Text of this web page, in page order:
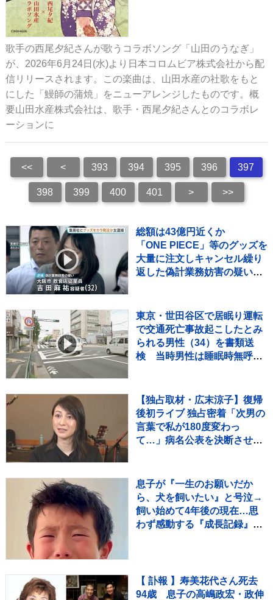
歌手の西尾夕紀さんが歌うコラボソング「山田のうなぎ」
が、2026年6月24日(水)より日本コロムビア株式会社から配
信リリースされます。この楽曲は、山田水産の社歌をもと
にした「鰻師の蒲焼」をニューアレンジしたものです。概
要山田水産株式会社は、歌手・西尾夕紀さんとのコラボレ
ーションに
<< < 393 394 395 396 397
398 399 400 401 > >>
総額は43億円近くか
「ONE PIECE」等のグッズを
大量に注文しキャンセル繰り
返した偽計業務妨害の疑いで
東京・世田谷区で居眠り運転
で交通死亡事故起こしたとみ
られる男性（34）を書類送
検 当時男性は睡眠時無呼吸
【独占取材・広末涼子】復帰
後初ライブ 独占密着「次男の
言葉で私が180度変わっ
て…」病名公表を決断させ
息子が『一生のお願いだか
ら、犬を飼いたい』と号泣→
飼い始めて4年後の現在…思
わず感動する『成長記録』が
【 訃報 】寿美花代さん死去
94歳 息子の高嶋政宏・政伸